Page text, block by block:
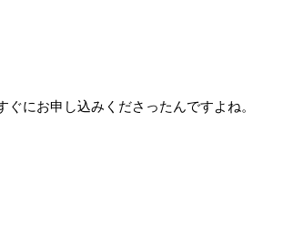
にお申し込みくださったんですよね。